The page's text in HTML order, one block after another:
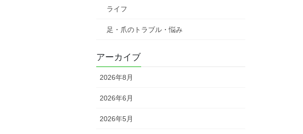
ライフ
足・爪のトラブル・悩み
アーカイブ
2026年8月
2026年6月
2026年5月